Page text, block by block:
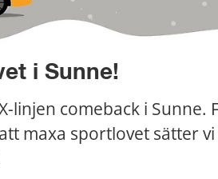
i Sunne!
linjen comeback i Sunne.
maxa sportlovet sätter